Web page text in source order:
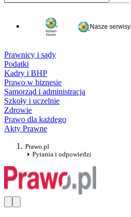
Nasze serwisy
Prawnicy i sądy
Podatki
Kadry i BHP
Prawo w biznesie
Samorząd i administracja
Szkoły i uczelnie
Zdrowie
Prawo dla każdego
Akty Prawne
Prawo.pl
Pytania i odpowiedzi